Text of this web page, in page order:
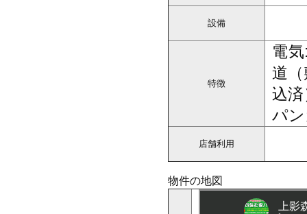
設備
特徴
電
道
込
パ
店舗利用
物件の地図